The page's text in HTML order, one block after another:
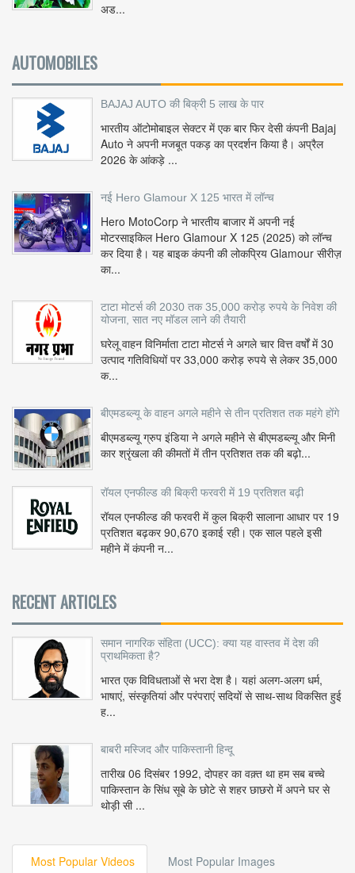
अड...
AUTOMOBILES
BAJAJ AUTO की बिक्री 5 लाख के पार
भारतीय ऑटोमोबाइल सेक्टर में एक बार फिर देसी कंपनी Bajaj
Auto ने अपनी मजबूत पकड़ का प्रदर्शन किया है। अप्रैल
2026 के आंकड़े ...
नई Hero Glamour X 125 भारत में लॉन्च
Hero MotoCorp ने भारतीय बाजार में अपनी नई
मोटरसाइकिल Hero Glamour X 125 (2025) को लॉन्च
कर दिया है। यह बाइक कंपनी की लोकप्रिय Glamour सीरीज़
का...
टाटा मोटर्स की 2030 तक 35,000 करोड़ रुपये के निवेश की
योजना, सात नए मॉडल लाने की तैयारी
घरेलू वाहन विनिर्माता टाटा मोटर्स ने अगले चार वित्त वर्षों में 30
उत्पाद गतिविधियों पर 33,000 करोड़ रुपये से लेकर 35,000
क...
बीएमडब्ल्यू के वाहन अगले महीने से तीन प्रतिशत तक महंगे होंगे
बीएमडब्ल्यू ग्रुप इंडिया ने अगले महीने से बीएमडब्ल्यू और मिनी
कार श्रृंखला की कीमतों में तीन प्रतिशत तक की बढ़ो...
रॉयल एनफील्ड की बिक्री फरवरी में 19 प्रतिशत बढ़ी
रॉयल एनफील्ड की फरवरी में कुल बिक्री सालाना आधार पर 19
प्रतिशत बढ़कर 90,670 इकाई रही। एक साल पहले इसी
महीने में कंपनी न...
RECENT ARTICLES
समान नागरिक संहिता (UCC): क्या यह वास्तव में देश की
प्राथमिकता है?
भारत एक विविधताओं से भरा देश है। यहां अलग-अलग धर्म,
भाषाएं, संस्कृतियां और परंपराएं सदियों से साथ-साथ विकसित हुई
ह...
बाबरी मस्जिद और पाकिस्तानी हिन्दू
तारीख 06 दिसंबर 1992, दोपहर का वक़्त था हम सब बच्चे
पाकिस्तान के सिंध सूबे के छोटे से शहर छाछरो में अपने घर से
थोड़ी सी ...
Most Popular Videos Most Popular Images